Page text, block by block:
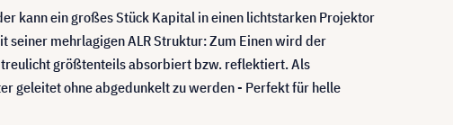
kann ein großes Stück Kapital in einen lichtstarken Projektor
mehrlagigen ALR Struktur: Zum Einen wird der
größtenteils absorbiert bzw. reflektiert. Als
geleitet ohne abgedunkelt zu werden - Perfekt für helle